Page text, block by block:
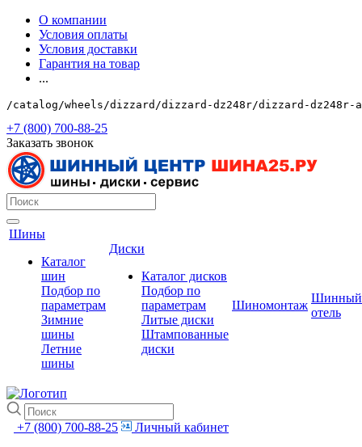
О компании
Условия оплаты
Условия доставки
Гарантия на товар
...
/catalog/wheels/dizzard/dizzard-dz248r/dizzard-
+7 (800) 700-88-25
Заказать звонок
Шины
Каталог
шин
Подбор по
параметрам
Зимние
шины
Летние
шины
Диски
Каталог дисков
Подбор по
параметрам
Литые диски
Штампованные
диски
Шиномонтаж
Шинный
отель
+7 (800) 700-88-25
Личный кабинет